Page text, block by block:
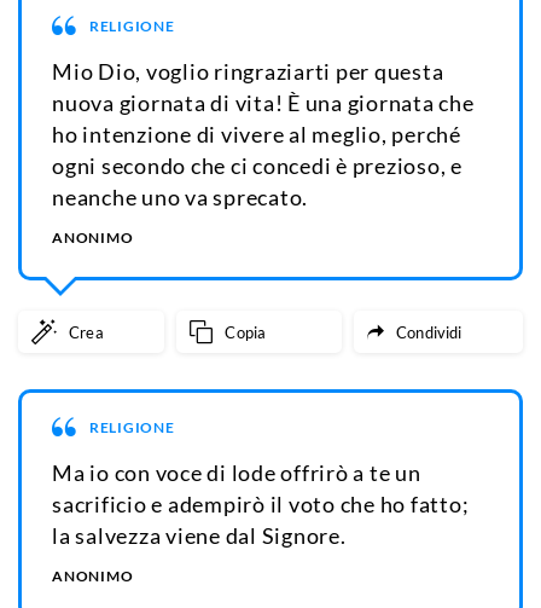
RELIGIONE
Mio Dio, voglio ringraziarti per questa
nuova giornata di vita! È una giornata che
ho intenzione di vivere al meglio, perché
ogni secondo che ci concedi è prezioso, e
neanche uno va sprecato.
ANONIMO
Crea Copia Condividi
RELIGIONE
Ma io con voce di lode offrirò a te un
sacrificio e adempirò il voto che ho fatto;
la salvezza viene dal Signore.
ANONIMO